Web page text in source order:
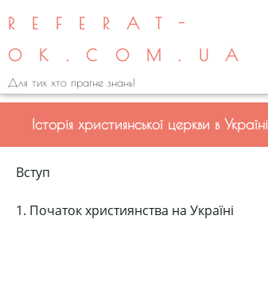
REFERAT-
OK.COM.UA
Для тих хто прагне знань!
Історія християнської церкви в Україні
Вступ
1. Початок християнства на Україні